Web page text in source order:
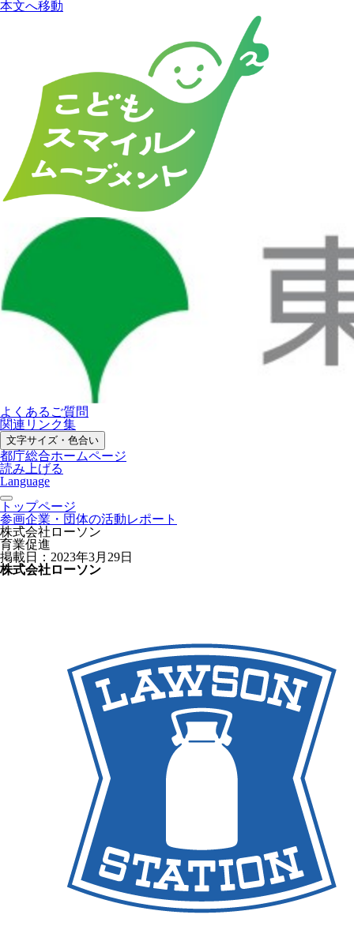
本文へ移動
よくあるご質問
関連リンク集
文字サイズ・色合い
都庁総合ホームページ
読み上げる
Language
トップページ
参画企業・団体の活動レポート
株式会社ローソン
育業促進
掲載日：2023年3月29日
株式会社ローソン